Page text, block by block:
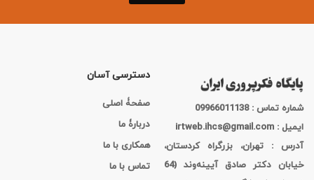
شماره تماس : 09966011138
ایمیل : irtweb.ihcs@gmail.com
آدرس : تهران، بزرگراه کردستان،
خیابان دکتر صادق آیینه‌وند (64
دسترسی آسان
صفحۀ اصلی
دربارۀ ما
همکاری با ما
تماس با ما